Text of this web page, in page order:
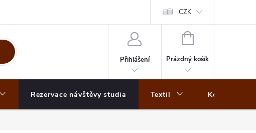
CZK
Přihlášení
NÁKUPNÍ
Prázdný košík
Rezervace návštěvy studia Textil Koberce